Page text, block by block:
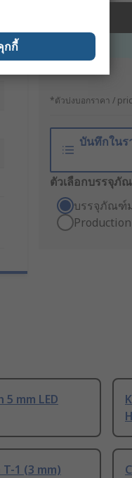
*ตัวบ่งบอกราคา /
บันทึกใน
ตัวเลือกบรรจุภั
บรรจุภัณฑ์ม
mm LED
1 (3 mm)
กกี้